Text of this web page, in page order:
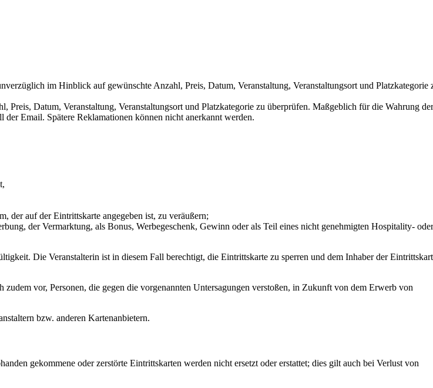
im Hinblick auf gewünschte Anzahl, Preis, Datum, Veranstaltung, Veranstaltungsort und Platzkategorie
Preis, Datum, Veranstaltung, Veranstaltungsort und Platzkategorie zu überprüfen. Maßgeblich für die Wahrung
Email. Spätere Reklamationen können nicht anerkannt werden.
der auf der Eintrittskarte angegeben ist, zu veräußern;
der Vermarktung, als Bonus, Werbegeschenk, Gewinn oder als Teil eines nicht genehmigten Hospitality-
Die Veranstalterin ist in diesem Fall berechtigt, die Eintrittskarte zu sperren und dem Inhaber der
vor, Personen, die gegen die vorgenannten Untersagungen verstoßen, in Zukunft von dem Erwerb von
bzw. anderen Kartenanbietern.
gekommene oder zerstörte Eintrittskarten werden nicht ersetzt oder erstattet; dies gilt auch bei Verlust von